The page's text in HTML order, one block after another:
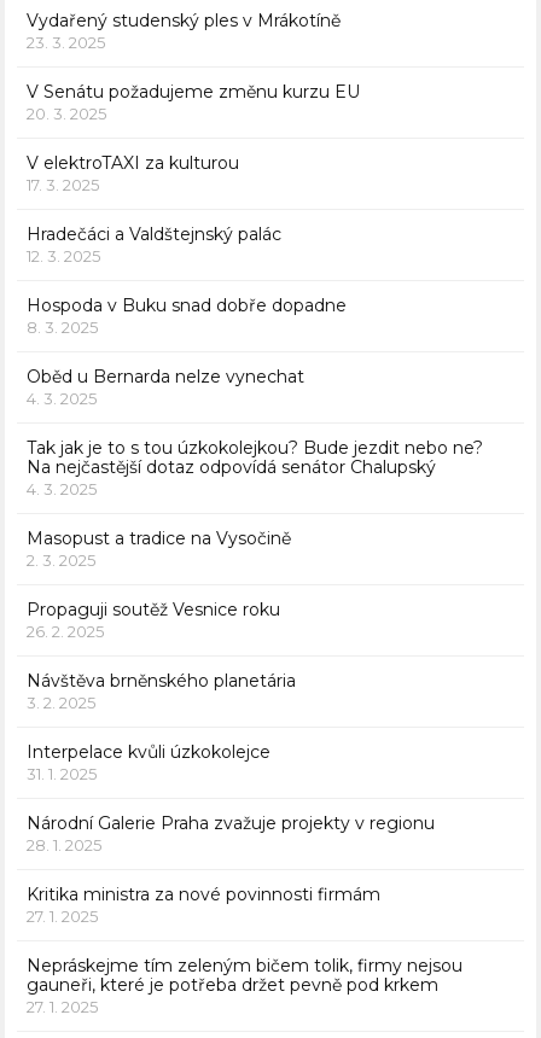
Vydařený studenský ples v Mrákotíně
23. 3. 2025
V Senátu požadujeme změnu kurzu EU
20. 3. 2025
V elektroTAXI za kulturou
17. 3. 2025
Hradečáci a Valdštejnský palác
12. 3. 2025
Hospoda v Buku snad dobře dopadne
8. 3. 2025
Oběd u Bernarda nelze vynechat
4. 3. 2025
Tak jak je to s tou úzkokolejkou? Bude jezdit nebo ne?
Na nejčastější dotaz odpovídá senátor Chalupský
4. 3. 2025
Masopust a tradice na Vysočině
2. 3. 2025
Propaguji soutěž Vesnice roku
26. 2. 2025
Návštěva brněnského planetária
3. 2. 2025
Interpelace kvůli úzkokolejce
31. 1. 2025
Národní Galerie Praha zvažuje projekty v regionu
28. 1. 2025
Kritika ministra za nové povinnosti firmám
27. 1. 2025
Nepráskejme tím zeleným bičem tolik, firmy nejsou
gauneři, které je potřeba držet pevně pod krkem
27. 1. 2025